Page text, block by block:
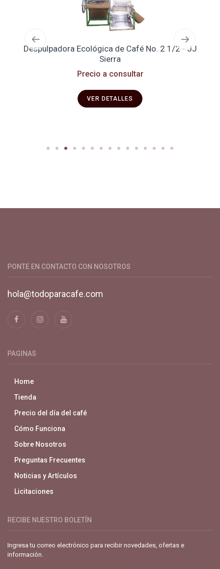
Despulpadora Ecológica de Café No. 2 1/2 - JJ
Sierra
Precio a consultar
VER DETALLES
PONTE EN CONTACTO CON NOSOTROS
hola@todoparacafe.com
PAGINAS
Home
Tienda
Precio del día del café
Cómo Funciona
Sobre Nosotros
Preguntas Frecuentes
Noticias y Artículos
Licitaciones
RECIBE NUESTRO BOLETÍN
Ingresa tu correo electrónico para recibir novedades, ofertas e
información.